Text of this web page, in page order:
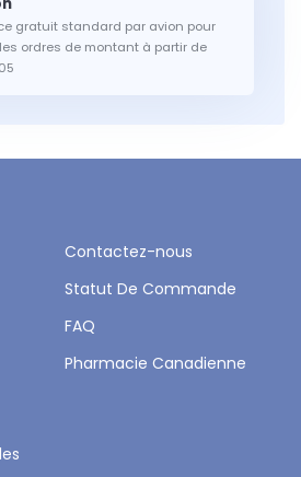
gratuit standard par avion pour
ordres de montant à partir de
Contactez-nous
Statut De Commande
FAQ
Pharmacie Canadienne